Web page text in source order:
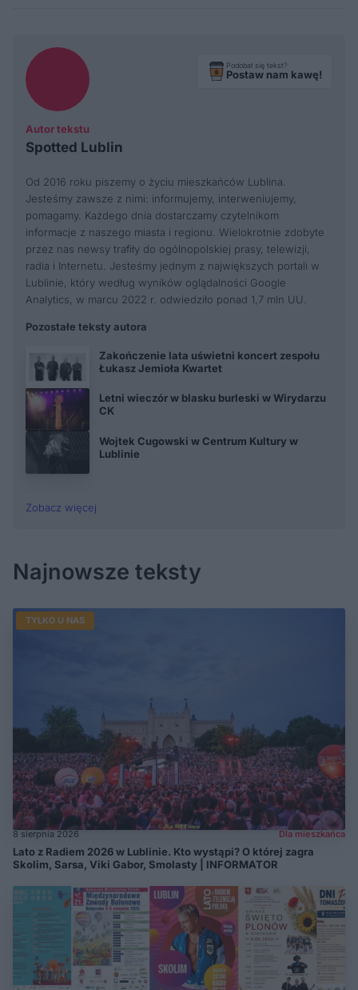
Autor tekstu
Spotted Lublin
Podobał się tekst?
Postaw nam kawę!
Od 2016 roku piszemy o życiu mieszkańców Lublina.
Jesteśmy zawsze z nimi: informujemy, interweniujemy,
pomagamy. Każdego dnia dostarczamy czytelnikom
informacje z naszego miasta i regionu. Wielokrotnie zdobyte
przez nas newsy trafiły do ogólnopolskiej prasy, telewizji,
radia i Internetu. Jesteśmy jednym z największych portali w
Lublinie, który według wyników oglądalności Google
Analytics, w marcu 2022 r. odwiedziło ponad 1,7 mln UU.
Pozostałe teksty autora
Zakończenie lata uświetni koncert zespołu
Łukasz Jemioła Kwartet
Letni wieczór w blasku burleski w Wirydarzu
CK
Wojtek Cugowski w Centrum Kultury w
Lublinie
Zobacz więcej
Najnowsze teksty
TYLKO U NAS
8 sierpnia 2026 Dla mieszkańca
Lato z Radiem 2026 w Lublinie. Kto wystąpi? O której zagra
Skolim, Sarsa, Viki Gabor, Smolasty | INFORMATOR